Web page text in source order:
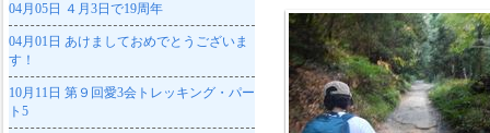
04月05日 ４月3日で19周年
04月01日 あけましておめでとうございま
す！
10月11日 第９回愛3会トレッキング・パー
ト5